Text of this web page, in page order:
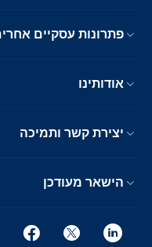
פתרונות עסקיים אחרים
אודותינו
יצירת קשר ותמיכה
הישאר מעודכן